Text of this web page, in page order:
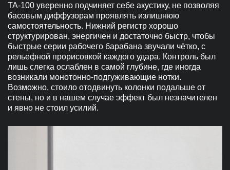
ТА-100 уверенно подчиняет себе акустику, не позволяя
басовым диффузорам проявлять излишнюю
самостоятельность. Нижний регистр хорошо
структурирован, энергичен и достаточно быстр, чтобы
быстрые серии рабочего барабана звучали чётко, с
рельефной прорисовкой каждого удара. Контроль был
лишь слегка ослаблен в самой глубине, где иногда
возникали монотонно-подгуживающие нотки.
Возможно, стоило отодвинуть колонки подальше от
стены, но и в нашем случае эффект был незначителен
и явно не стоил усилий.